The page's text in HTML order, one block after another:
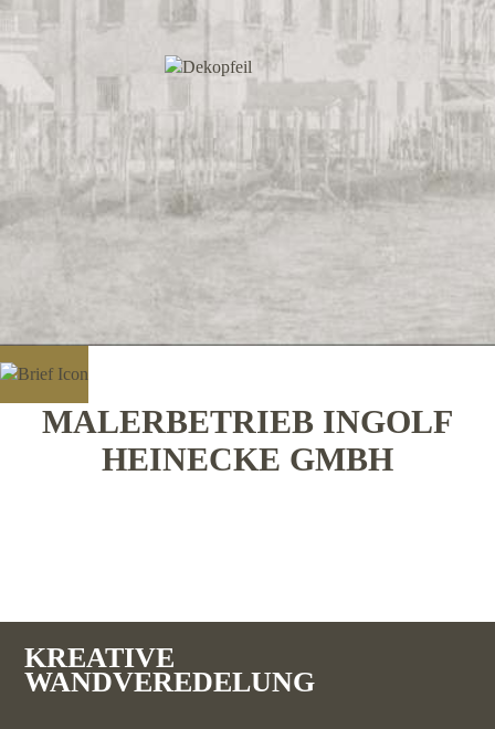
MALERBETRIEB INGOLF
HEINECKE GMBH
KREATIVE
WANDVEREDELUNG